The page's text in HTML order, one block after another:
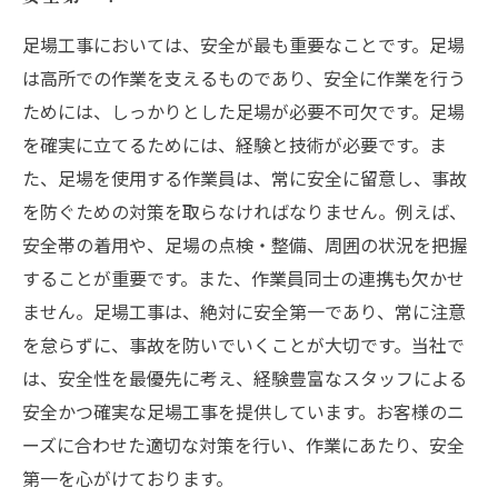
足場工事においては、安全が最も重要なことです。足場
は高所での作業を支えるものであり、安全に作業を行う
ためには、しっかりとした足場が必要不可欠です。足場
を確実に立てるためには、経験と技術が必要です。ま
た、足場を使用する作業員は、常に安全に留意し、事故
を防ぐための対策を取らなければなりません。例えば、
安全帯の着用や、足場の点検・整備、周囲の状況を把握
することが重要です。また、作業員同士の連携も欠かせ
ません。足場工事は、絶対に安全第一であり、常に注意
を怠らずに、事故を防いでいくことが大切です。当社で
は、安全性を最優先に考え、経験豊富なスタッフによる
安全かつ確実な足場工事を提供しています。お客様のニ
ーズに合わせた適切な対策を行い、作業にあたり、安全
第一を心がけております。